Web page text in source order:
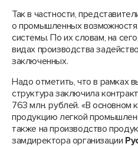
Так в частности,
о промышленных
системы. По их словам, на
видах производства
заключенных.
Надо отметить, что в рамках
структура заключила
763 млн. рублей. «В основном
продукцию легкой
также на производство
замдиректора организации